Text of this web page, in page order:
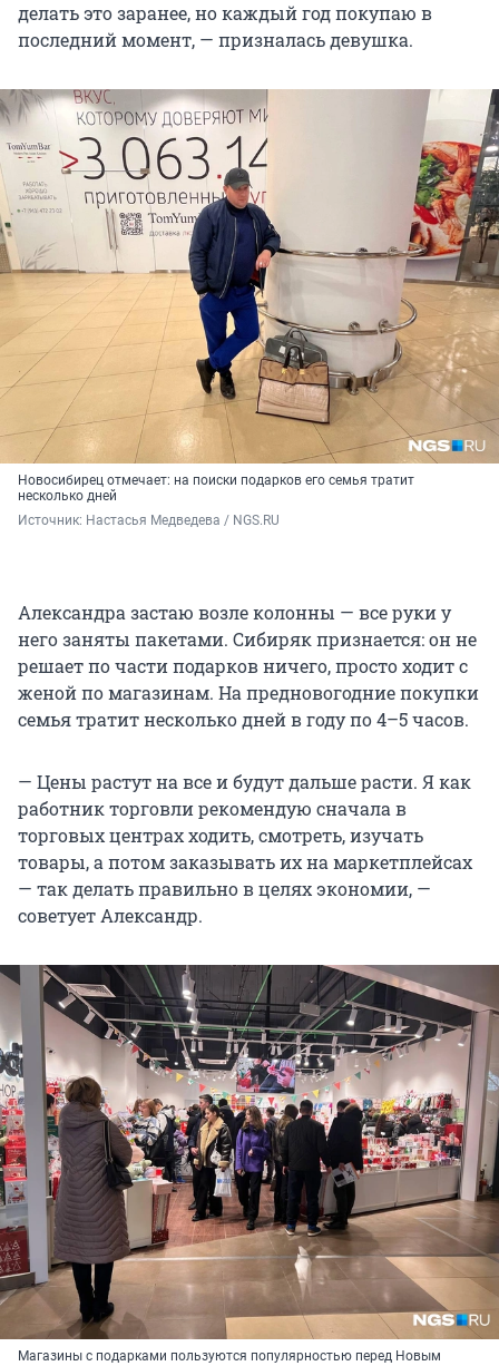
делать это заранее, но каждый год покупаю в
последний момент, — призналась девушка.
Новосибирец отмечает: на поиски подарков его семья тратит
несколько дней
Источник: Настасья Медведева / NGS.RU
Александра застаю возле колонны — все руки у
него заняты пакетами. Сибиряк признается: он не
решает по части подарков ничего, просто ходит с
женой по магазинам. На предновогодние покупки
семья тратит несколько дней в году по 4–5 часов.
— Цены растут на все и будут дальше расти. Я как
работник торговли рекомендую сначала в
торговых центрах ходить, смотреть, изучать
товары, а потом заказывать их на маркетплейсах
— так делать правильно в целях экономии, —
советует Александр.
Магазины с подарками пользуются популярностью перед Новым